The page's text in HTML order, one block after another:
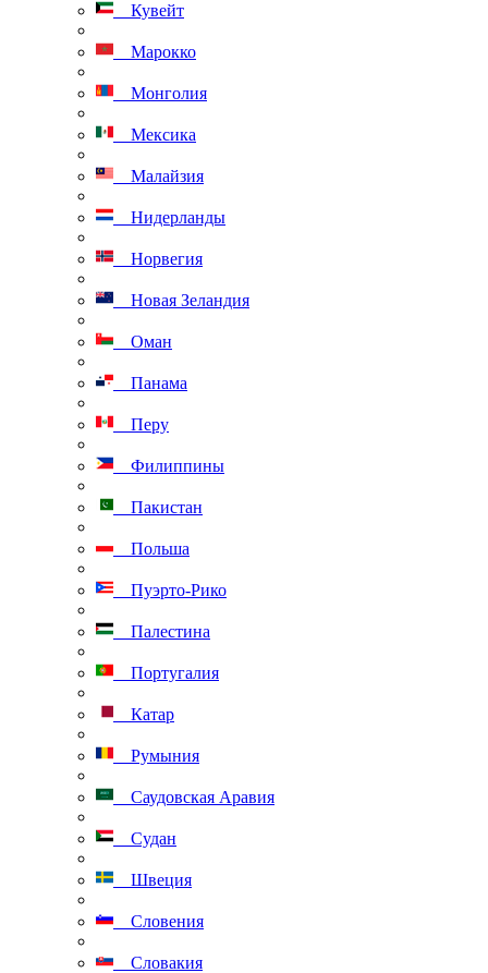
Кувейт
Марокко
Монголия
Мексика
Малайзия
Нидерланды
Норвегия
Новая Зеландия
Оман
Панама
Перу
Филиппины
Пакистан
Польша
Пуэрто-Рико
Палестина
Португалия
Катар
Румыния
Саудовская Аравия
Судан
Швеция
Словения
Словакия